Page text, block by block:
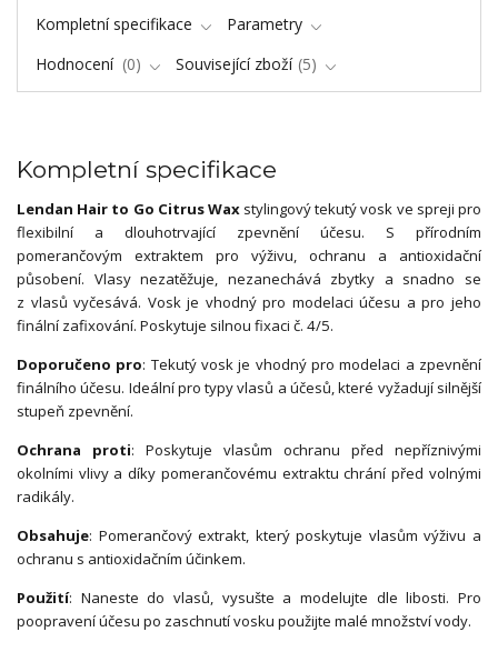
Kompletní specifikace
Parametry
Hodnocení
0 Související zboží 5
Kompletní specifikace
Lendan Hair to Go Citrus Waxstylingový tekutý vosk ve spreji pro
flexibilní a dlouhotrvající zpevnění účesu. S přírodním
pomerančovým extraktem pro výživu, ochranu a antioxidační
působení. Vlasy nezatěžuje, nezanechává zbytky a snadno se
z vlasů vyčesává. Vosk je vhodný pro modelaci účesu a pro jeho
finální zafixování. Poskytuje silnou fixaci č. 4/5.
Doporučeno pro: Tekutý vosk je vhodný pro modelaci a zpevnění
finálního účesu. Ideální pro typy vlasů a účesů, které vyžadují silnější
stupeň zpevnění.
Ochrana proti: Poskytuje vlasům ochranu před nepříznivými
okolními vlivy a díky pomerančovému extraktu chrání před volnými
radikály.
Obsahuje: Pomerančový extrakt, který poskytuje vlasům výživu a
ochranu s antioxidačním účinkem.
Použití: Naneste do vlasů, vysušte a modelujte dle libosti. Pro
poopravení účesu po zaschnutí vosku použijte malé množství vody.